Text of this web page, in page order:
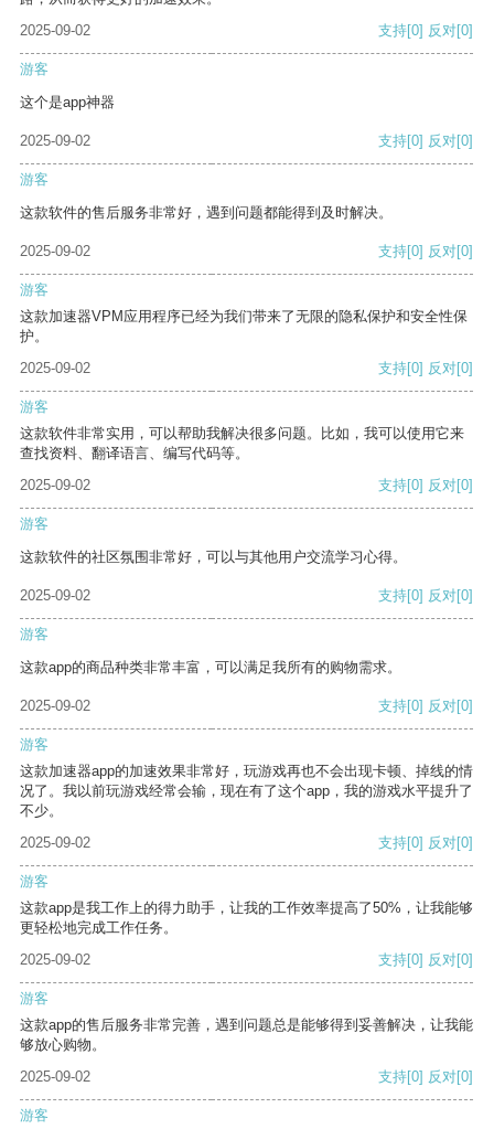
2025-09-02
支持[0] 反对[0]
游客
这个是app神器
2025-09-02 支持[0] 反对[0]
游客
这款软件的售后服务非常好，遇到问题都能得到及时解决。
2025-09-02 支持[0] 反对[0]
游客
这款加速器VPM应用程序已经为我们带来了无限的隐私保护和安全性保
护。
2025-09-02
支持[0] 反对[0]
游客
这款软件非常实用，可以帮助我解决很多问题。比如，我可以使用它来
查找资料、翻译语言、编写代码等。
2025-09-02
支持[0] 反对[0]
游客
这款软件的社区氛围非常好，可以与其他用户交流学习心得。
2025-09-02 支持[0] 反对[0]
游客
这款app的商品种类非常丰富，可以满足我所有的购物需求。
2025-09-02 支持[0] 反对[0]
游客
这款加速器app的加速效果非常好，玩游戏再也不会出现卡顿、掉线的情
况了。我以前玩游戏经常会输，现在有了这个app，我的游戏水平提升了
不少。
2025-09-02
支持[0] 反对[0]
游客
这款app是我工作上的得力助手，让我的工作效率提高了50%，让我能够
更轻松地完成工作任务。
2025-09-02
支持[0] 反对[0]
游客
这款app的售后服务非常完善，遇到问题总是能够得到妥善解决，让我能
够放心购物。
2025-09-02
支持[0] 反对[0]
游客